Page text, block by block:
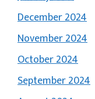
December 2024
November 2024
October 2024
September 2024